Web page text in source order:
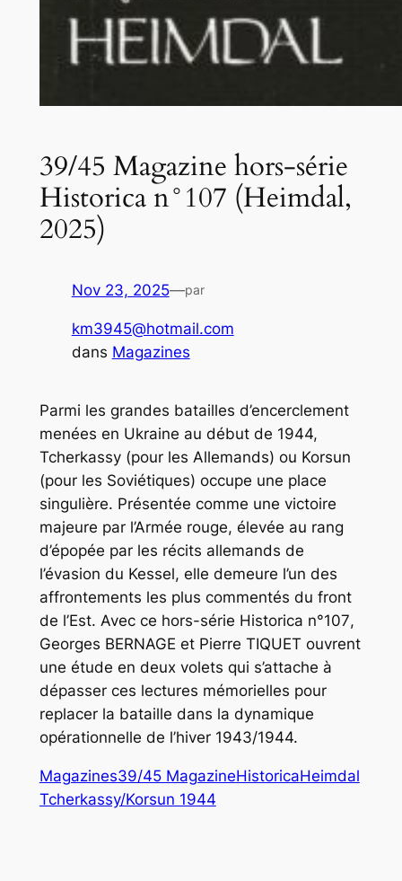
39/45 Magazine hors-série
Historica n°107 (Heimdal,
2025)
Nov 23, 2025—par
km3945@hotmail.com
dans Magazines
Parmi les grandes batailles d’encerclement
menées en Ukraine au début de 1944,
Tcherkassy (pour les Allemands) ou Korsun
(pour les Soviétiques) occupe une place
singulière. Présentée comme une victoire
majeure par l’Armée rouge, élevée au rang
d’épopée par les récits allemands de
l’évasion du Kessel, elle demeure l’un des
affrontements les plus commentés du front
de l’Est. Avec ce hors-série Historica n°107,
Georges BERNAGE et Pierre TIQUET ouvrent
une étude en deux volets qui s’attache à
dépasser ces lectures mémorielles pour
replacer la bataille dans la dynamique
opérationnelle de l’hiver 1943/1944.
Magazines39/45 MagazineHistoricaHeimdal
Tcherkassy/Korsun 1944